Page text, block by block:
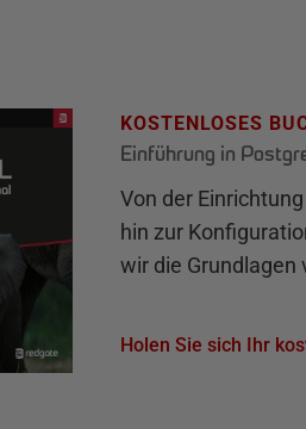
KOSTENLOSES
Einführung in
Von der
hin zur
wir die Grundlagen
Holen Sie sich Ihr